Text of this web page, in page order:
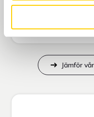
Jämför